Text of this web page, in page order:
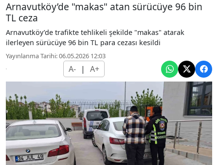
Arnavutköy’de "makas" atan sürücüye 96 bin
TL ceza
Arnavutköy’de trafikte tehlikeli şekilde "makas" atarak
ilerleyen sürücüye 96 bin TL para cezası kesildi
Yayınlanma Tarihi: 06.05.2026 12:03
A- | A+